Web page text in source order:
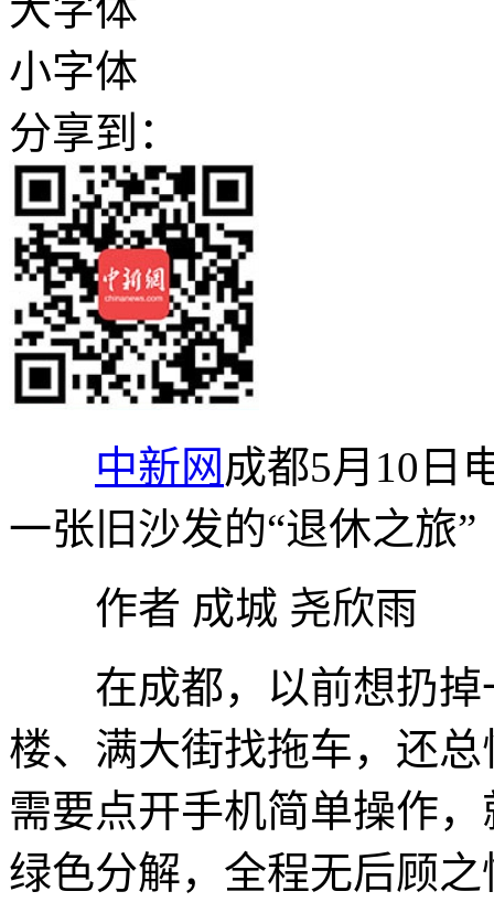
大字体
小字体
分享到：
中新网 成都5月10日
一张旧沙发的“退休之旅”
作者 成城 尧欣雨
在成都，以前想扔掉
楼、满大街找拖车，还
需要点开手机简单操作
绿色分解，全程无后顾之